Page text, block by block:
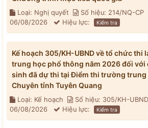
Loại: Nghị quyết Số hiệu: 214/NQ-CP
06/08/2026
Hiệu lực: Kiểm tra
Kế hoạch 305/KH-UBND về tổ chức thi
trung học phổ thông năm 2026 đối với
sinh đã dự thi tại Điểm thi trường
Chuyên tỉnh Tuyên Quang
Loại: Kế hoạch Số hiệu: 305/KH-UBND
06/08/2026
Hiệu lực: Kiểm tra